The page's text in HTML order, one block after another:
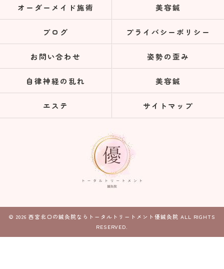
オーダーメイド施術 美容鍼
ブログ プライバシーポリシー
お問い合わせ 姿勢の歪み
自律神経の乱れ 美容鍼
エステ サイトマップ
© 2026 西宮北口の鍼灸院ならトータルトリートメント優鍼灸院 ALL RIGHTS
RESERVED.